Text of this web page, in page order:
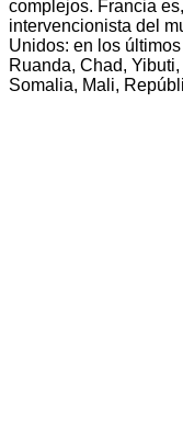
complejos. Francia
intervencionista del
Unidos: en los
Ruanda, Chad,
Somalia, Mali,